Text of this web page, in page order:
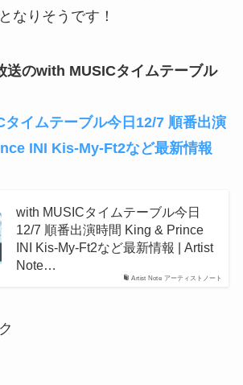
なりそうです！
送のwith MUSICタイムテーブル
タイムテーブル今日12/7 順番出演
INI Kis-My-Ft2など最新情報
Artist Note アーティストノート
with MUSICタイムテーブル今日
12/7 順番出演時間 King & Prince
INI Kis-My-Ft2など最新情報 | Artist
Note…